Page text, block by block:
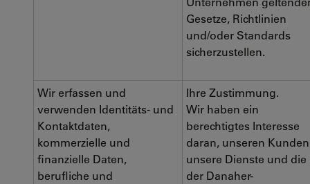
Gesetze, Richtlinien
und/oder Standards
sicherzustellen.
Wir erfassen und
verwenden Identitäts- und
Kontaktdaten,
kommerzielle und
finanzielle Daten,
berufliche und
Ihre Zustimmung.
Wir haben ein
berechtigtes Interesse
daran, unseren Kunden
unsere Dienste und die
der Danaher-